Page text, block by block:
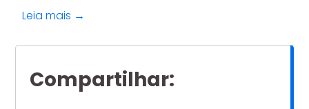
Leia mais →
Compartilhar: